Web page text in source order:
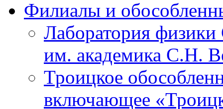
Филиалы и
Лаборатория
им. академика С.Н.
Троицкое
включающее